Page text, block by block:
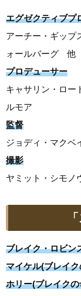
エグゼクティブプ
アーチー・ギップ
ォールバーグ 他
プロデューサー
キャサリン・ロー
ルモア
監督
ジョディ・マクベ
撮影
ヤミット・シモノ
ブレイク・ロビン
マイケル(ブレイ
ホリー(ブレイクの